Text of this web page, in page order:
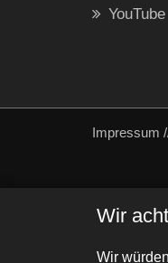
YouTube
Impressum
Wir
Wir